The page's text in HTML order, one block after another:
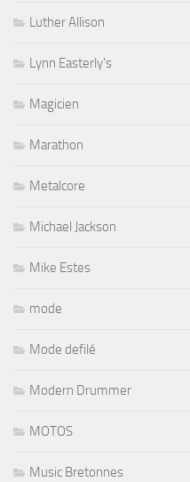
Luther Allison
Lynn Easterly's
Magicien
Marathon
Metalcore
Michael Jackson
Mike Estes
mode
Mode defilé
Modern Drummer
MOTOS
Music Bretonnes